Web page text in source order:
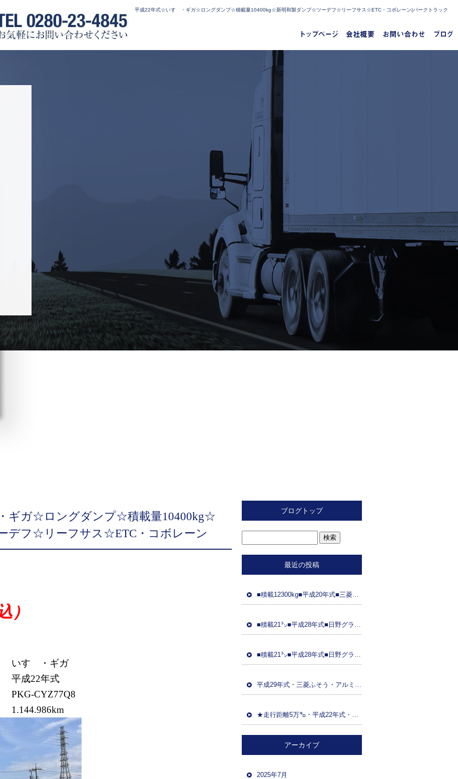
平成22年式☆いすゞ・ギガ☆ロングダンプ☆積載量10400kg☆新明和製ダンプ☆ツーデフ☆リーフサス☆ETC・コボレーン|パークトラック
ギガ☆ロングダンプ☆積載量10400kg☆
デフ☆リーフサス☆ETC・コボレーン
）
いすゞ・ギガ
平成22年式
PKG-CYZ77Q8
1.144.986km
ブログトップ
最近の投稿
■積載12300kg■平成20年式■三菱ふそう■スライド重機運搬車■距離89万㌔■ラジコン■フジタ製ボディ■ 車検令和8年2月26日■国産エンジン
■積載21㌧■平成28年式■日野グラプロ■平成28年式トレーラーダンプセット(コボレーン付)■車検8年3月21日■距離48万㌔■ETC■土砂ダンプ
■積載21㌧■平成28年式■日野グラプ■平成28年式トレーラーダンプセット(コボレーン)■車検8年3月31日■距離95万㌔■ドラレコ■土砂ダンプ
平成29年式・三菱ふそう・アルミウイング(日本トレクス)・マニュアルF7・積載13600kg・距離86万㌔・380馬力・バックカメラ
★走行距離5万㌔・平成22年式・三菱ファイター・ハイジャッキセルフローダー・車検令和5年12月・バックカメラ・ツーデフ・積載10700kg★
アーカイブ
2025年7月